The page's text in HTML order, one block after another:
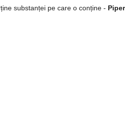
substanței pe care o conține -